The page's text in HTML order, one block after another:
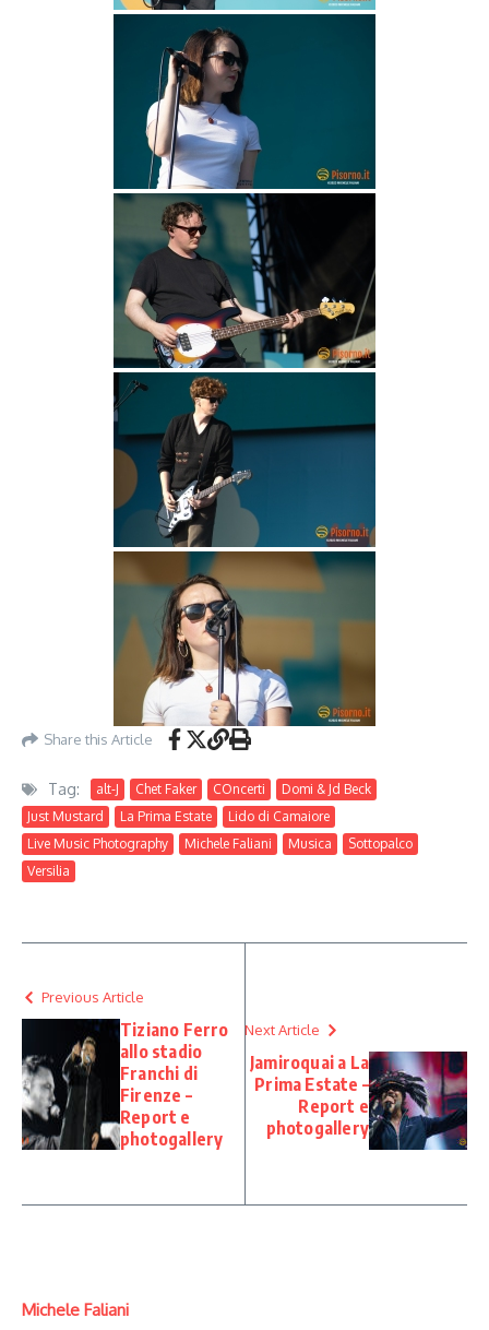
Share this Article
Tag: alt-J Chet Faker COncerti
Domi & Jd Beck
Just Mustard
La Prima Estate
Lido di Camaiore
Live Music Photography
Michele Faliani Musica
Sottopalco
Versilia
Previous Article
Tiziano Ferro
allo stadio
Franchi di
Firenze –
Report e
photogallery
Next Article
Jamiroquai a La
Prima Estate –
Report e
photogallery
Michele Faliani